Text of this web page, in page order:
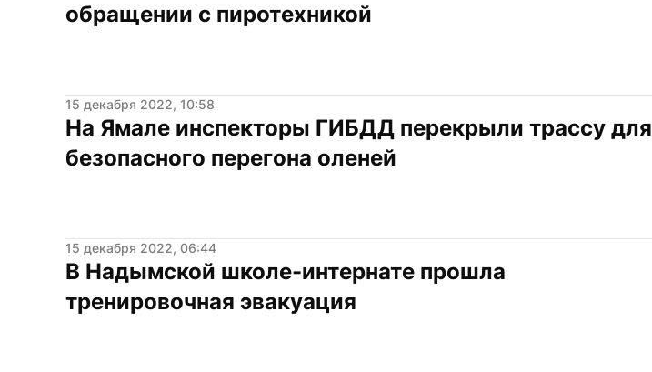
обращении с пиротехникой
15 декабря 2022, 10:58
На Ямале инспекторы ГИБДД перекрыли трассу для
безопасного перегона оленей
15 декабря 2022, 06:44
В Надымской школе-интернате прошла
тренировочная эвакуация